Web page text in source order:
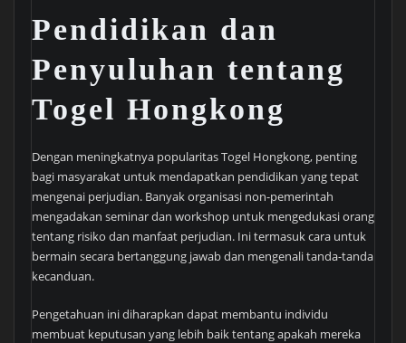
Pendidikan dan
Penyuluhan tentang
Togel Hongkong
Dengan meningkatnya popularitas Togel Hongkong, penting
bagi masyarakat untuk mendapatkan pendidikan yang tepat
mengenai perjudian. Banyak organisasi non-pemerintah
mengadakan seminar dan workshop untuk mengedukasi orang
tentang risiko dan manfaat perjudian. Ini termasuk cara untuk
bermain secara bertanggung jawab dan mengenali tanda-tanda
kecanduan.
Pengetahuan ini diharapkan dapat membantu individu
membuat keputusan yang lebih baik tentang apakah mereka